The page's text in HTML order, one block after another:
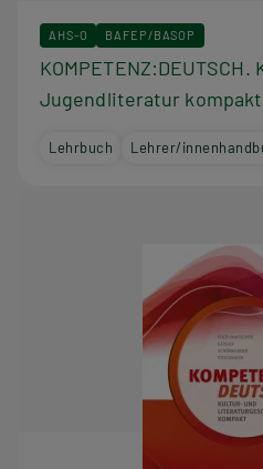
AHS-O BAFEP/BASOP
Jugendliteratur kompakt
Lehrbuch Lehrer/